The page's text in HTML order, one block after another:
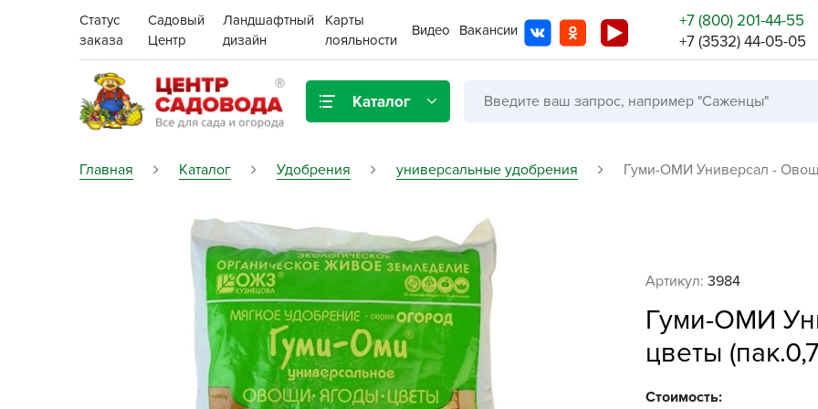
Статус
заказа
Садовый
Центр
Ландшафтный
дизайн
Карты
лояльности
Видео Вакансии
+7 (800) 201-44-55
+7 (3532) 44-05-05
Каталог
Газонная трава
Декор для дома и сада
Ёмкости для рассады и
Картофель семенной
Поиск Бренды
Главная Каталог Удобрения универсальные удобрения Гуми-ОМИ Универсал -
Артикул: 3984
Гуми-ОМИ
цветы
Стоимость: